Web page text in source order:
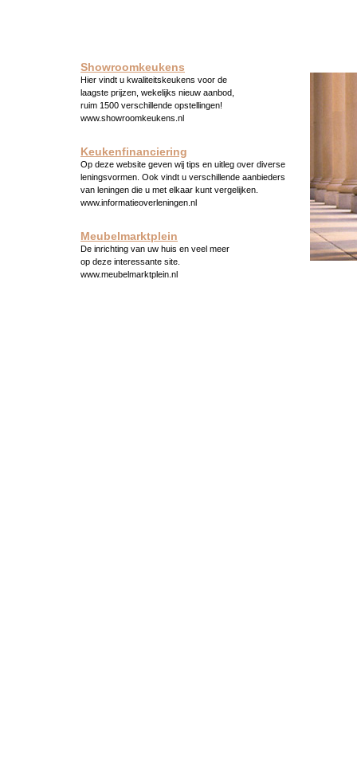
Showroomkeukens
Hier vindt u kwaliteitskeukens voor de
laagste prijzen, wekelijks nieuw aanbod,
ruim 1500 verschillende opstellingen!
www.showroomkeukens.nl
Keukenfinanciering
Op deze website geven wij tips en uitleg over diverse
leningsvormen. Ook vindt u verschillende aanbieders
van leningen die u met elkaar kunt vergelijken.
www.informatieoverleningen.nl
Meubelmarktplein
De inrichting van uw huis en veel meer
op deze interessante site.
www.meubelmarktplein.nl